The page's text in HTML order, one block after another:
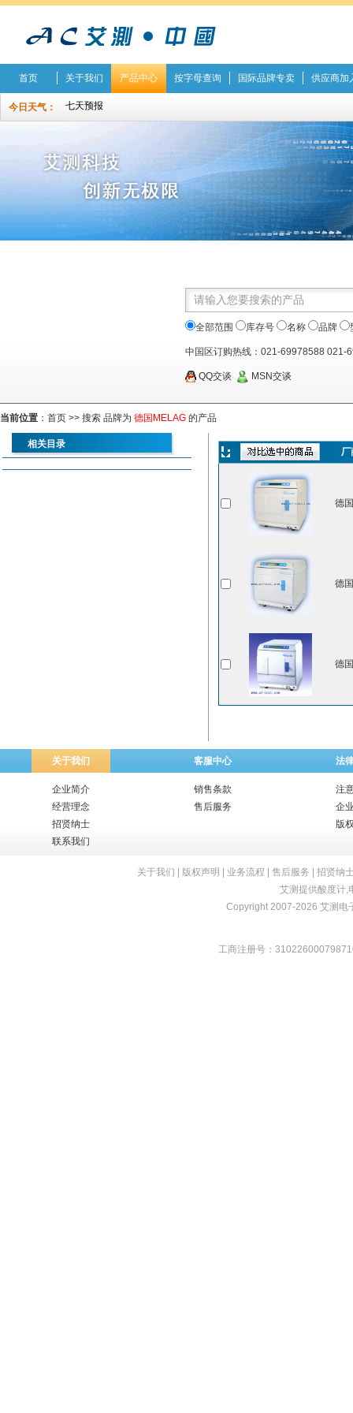
首页 关于我们 产品中心 按字母查询 国际品牌专卖 供应商加
今日天气：
全部范围 库存号 名称 品牌
中国区订购热线：021-69978588 021-
QQ交谈 MSN交谈
当前位置 ： 首页 >> 搜索 品牌为 德国MELAG 的产品
相关目录
厂
德
德
德
关于我们 客服中心 法
企业简介
经营理念
招贤纳士
联系我们
销售条款
售后服务
注
企
版
关于我们 版权声明 业务流程 售后服务
招贤纳
艾测提供酸度计,
Copyright 2007-2026 艾测电
工商注册号：